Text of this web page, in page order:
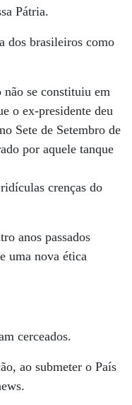
Pátria.
dos brasileiros como
não se constituiu em
o ex-presidente deu
Sete de Setembro de
por aquele tanque
crenças do
anos passados
uma nova ética
cerceados.
ao submeter o País